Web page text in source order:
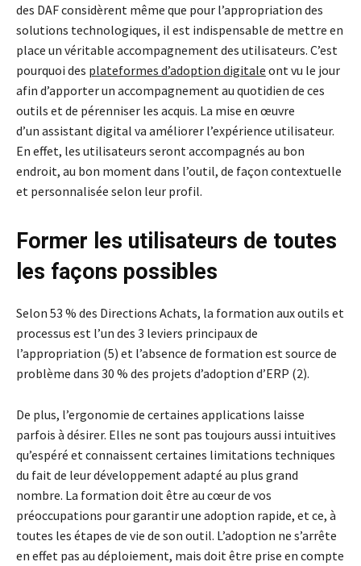
des DAF considèrent même que pour l’appropriation des
solutions technologiques, il est indispensable de mettre en
place un véritable accompagnement des utilisateurs. C’est
pourquoi des plateformes d’adoption digitale ont vu le jour
afin d’apporter un accompagnement au quotidien de ces
outils et de pérenniser les acquis. La mise en œuvre
d’un assistant digital va améliorer l’expérience utilisateur.
En effet, les utilisateurs seront accompagnés au bon
endroit, au bon moment dans l’outil, de façon contextuelle
et personnalisée selon leur profil.
Former les utilisateurs de toutes
les façons possibles
Selon 53 % des Directions Achats, la formation aux outils et
processus est l’un des 3 leviers principaux de
l’appropriation (5) et l’absence de formation est source de
problème dans 30 % des projets d’adoption d’ERP (2).
De plus, l’ergonomie de certaines applications laisse
parfois à désirer. Elles ne sont pas toujours aussi intuitives
qu’espéré et connaissent certaines limitations techniques
du fait de leur développement adapté au plus grand
nombre. La formation doit être au cœur de vos
préoccupations pour garantir une adoption rapide, et ce, à
toutes les étapes de vie de son outil. L’adoption ne s’arrête
en effet pas au déploiement, mais doit être prise en compte